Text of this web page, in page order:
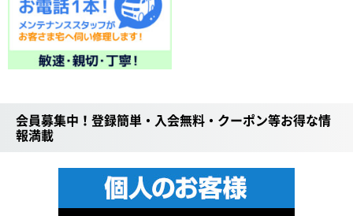
会員募集中！登録簡単・入会無料・クーポン等お得な情
報満載